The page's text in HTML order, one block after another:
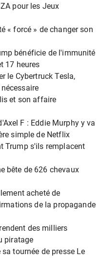
pour les Jeux
« forcé » de changer son
bénéficie de l'immunité
17 heures
le Cybertruck Tesla,
et son affaire
F : Eddie Murphy y va
simple de Netflix
Trump s'ils remplacent
bête de 626 chevaux
acheté de
de la propagande
des milliers
piratage
tournée de presse Le